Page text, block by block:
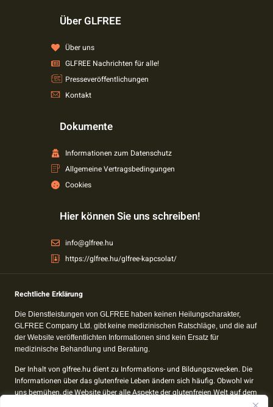
Über GLFREE
Über uns
GLFREE Nachrichten für alle!
Presseveröffentlichungen
Kontakt
Dokumente
Informationen zum Datenschutz
Allgemeine Vertragsbedingungen
Cookies
Hier können Sie uns schreiben!
info@glfree.hu
https://glfree.hu/glfree-kapcsolat/
Rechtliche Erklärung
Die Dienstleistungen von GLFREE haben keinen Heilungscharakter,
GLFREE Company Ltd. gibt keine medizinischen Ratschläge, und die auf
der Website veröffentlichten Informationen sind kein Ersatz für
medizinische Behandlung und Beratung.
Der Inhalt von glfree.hu dient zu Informations- und Bildungszwecken. Die
Informationen über das glutenfreie Leben ändern sich häufig. Obwohl wir
uns bemühen, die Website über alle Aspekte der glutenfreien Welt auf dem